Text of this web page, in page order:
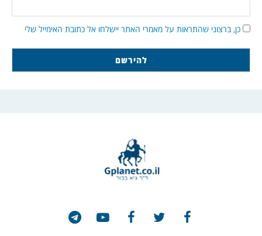
כן, ברצוני שהתראות על מאמרי האתר יישלחו אל כתובת האימייל שלי